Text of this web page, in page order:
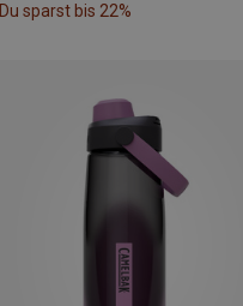
Du sparst bis 22%